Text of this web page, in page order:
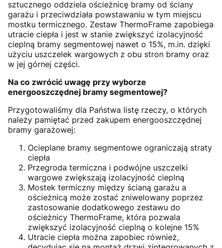
sztucznego oddziela ościeżnicę bramy od ściany
garażu i przeciwdziała powstawaniu w tym miejscu
mostku termicznego. Zestaw ThermoFrame zapobiega
utracie ciepła i jest w stanie zwiększyć izolacyjność
cieplną bramy segmentowej nawet o 15%, m.in. dzięki
użyciu uszczelek wargowych z obu stron bramy oraz
w jej górnej części.
Na co zwrócić uwagę przy wyborze
energooszczędnej bramy segmentowej?
Przygotowaliśmy dla Państwa listę rzeczy, o których
należy pamiętać przed zakupem energooszczędnej
bramy garażowej:
Ocieplane bramy segmentowe ograniczają straty
ciepła
Przegroda termiczna i podwójne uszczelki
wargowe zwiększają izolacyjność cieplną
Mostek termiczny między ścianą garażu a
ościeżnicą może zostać zniwelowany poprzez
zastosowanie dodatkowego zestawu do
ościeżnicy ThermoFrame, która pozwala
zwiększyć izolacyjność cieplną o kolejne 15%
Utracie ciepła można zapobiec również,